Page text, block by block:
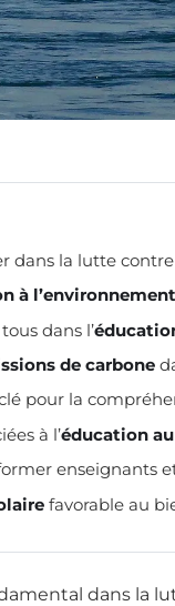
dans la lutte
à
dans l’
de carbone
pour la
à l’éducation
enseignants et
favorable au
dans la